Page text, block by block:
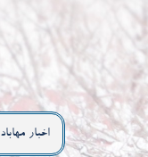
اخبار مهاباد